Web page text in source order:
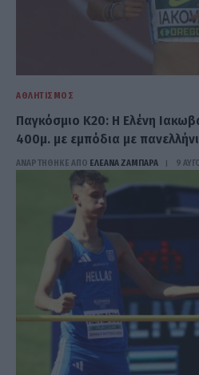
ΑΘΛΗΤΙΣΜΌΣ
Παγκόσμιο Κ20: Η Ελένη
400μ. με εμπόδια με
ΑΝΑΡΤΗΘΗΚΕ ΑΠΟ ΕΛΕΑΝΑ ΖΑΜΠΑΡΑ 9